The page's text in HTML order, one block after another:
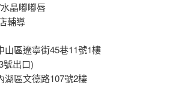
晶嘟嘟唇
輔導
山區遼寧街45巷11號1樓
號出口)
湖區文德路107號2樓